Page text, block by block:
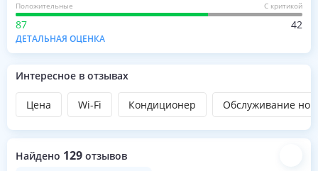
Положительные С критикой
87 42
ДЕТАЛЬНАЯ ОЦЕНКА
Интересное в отзывах
Цена Wi-Fi Кондиционер Обслуживание
Найдено 129 отзывов